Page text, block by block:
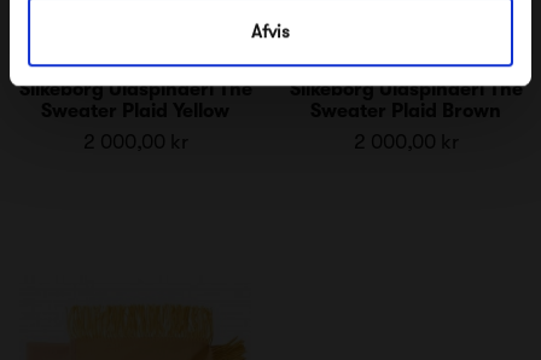
Afvis
Silkeborg Uldspinderi The
2 000,00 kr
Silkeborg Uldspinderi The
2 000,00 kr